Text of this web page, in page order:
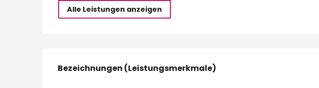
Alle Leistungen anzeigen
Leistungensmöglichkeiten
Bezeichnungen (Leistungsmerkmale)
Bezeichnungen (Leistungsmerkmale)